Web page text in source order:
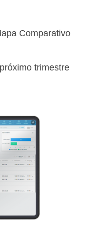
Comparativo
trimestre